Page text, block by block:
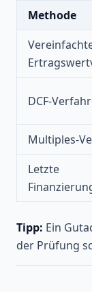
Methode
DCF-
Multiples-
Letzte
Tipp: Ein
der Prüfung